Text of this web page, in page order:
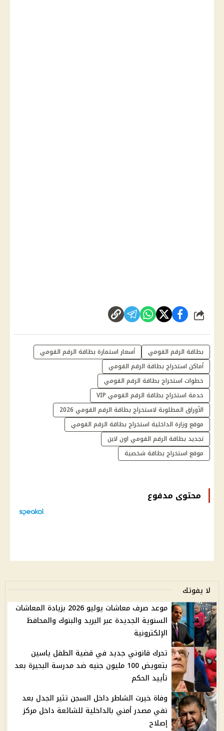
شارك
بطاقة الرقم القومي
أسعار استمارة بطاقة الرقم القومي
أماكن استخراج بطاقة الرقم القومي
خطوات استخراج بطاقة الرقم القومي
خدمة استخراج بطاقة الرقم القومي VIP
الأوراق المطلوبة لاستخراج بطاقة الرقم القومي 2026
موقع وزارة الداخلية استخراج بطاقة الرقم القومي
تجديد بطاقة الرقم القومي اون لاين
موقع استخراج بطاقة شخصية
محتوى مدفوع
لا يفوتك
موعد صرف معاشات يوليو 2026 بزيادة المعاشات
السنوية الجديدة عبر البريد والبنوك والمحافظ
الإلكترونية
تحرك قانوني جديد في قضية الطفل ياسين
بتعويض 100 مليون جنيه ضد مدرسة البحيرة بعد
تأييد الحكم
وفاة خيرت الشاطر داخل السجن تثير الجدل بعد
نفي مصدر أمني بالداخلية للشائعة داخل مركز
إصلاح